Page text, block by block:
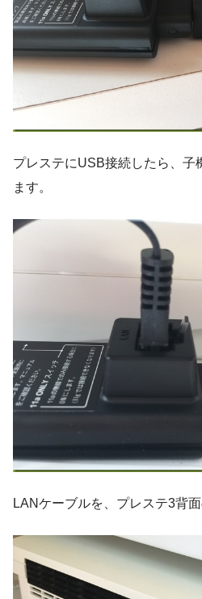
プレステにUSB接続したら、子
ます。
LANケーブルを、プレステ3背